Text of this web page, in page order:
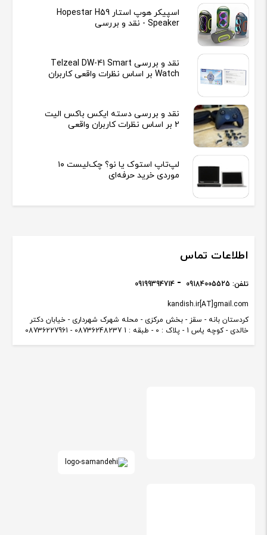
اسپیکر هوپ استار Hopestar H59
Speaker - نقد و بررسی
نقد و بررسی Telzeal DW-41 Smart
Watch بر اساس نظرات واقعی کاربران
نقد و بررسی دسته ایکس باکس الیت
2 بر اساس نظرات کاربران واقعی
لپ‌تاپ استوک یا نو؟ چک‌لیست ۱۰
موردی خرید حرفه‌ای
اطلاعات تماس
کردستان بانه - سقز - بخش مرکزی - محله شهرک شهرداری - خیابان دکتر
خالدی - کوچه یاس 1 - پلاک : 0 - طبقه : 1 08736248237 - 08736227961
kandish.ir[AT]gmail.com
تلفن: 09184005525
09199394714